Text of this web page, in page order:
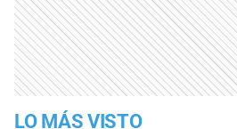
LO MÁS VISTO